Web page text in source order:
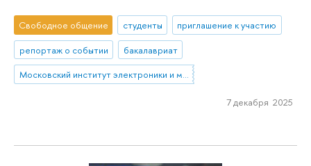
Свободное общение студенты
приглашение к участию
репортаж о событии
бакалавриат
Московский институт электроники и математики им. А.Н. Тихонова
7 декабря 2025